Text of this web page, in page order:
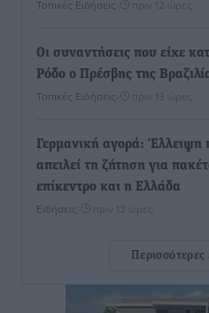
Τοπικές Ειδήσεις πριν 12 ώρες
Οι συναντήσεις που είχε
Ρόδο ο Πρέσβης της
Τοπικές Ειδήσεις πριν 13 ώρες
Γερμανική αγορά: Έλλειψη
απειλεί τη ζήτηση για
επίκεντρο και η Ελλάδα
Ειδήσεις πριν 13 ώρες
Νέο ξενοδοχείο στη Ρόδο
Περισσότερες